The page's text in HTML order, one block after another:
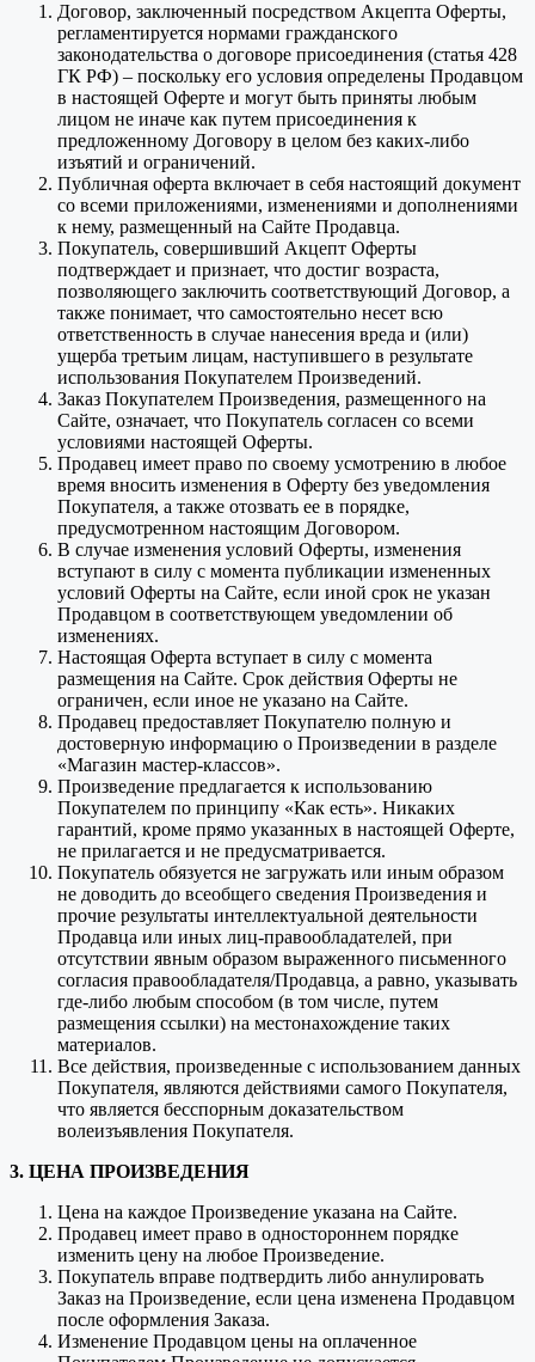
Договор, заключенный посредством Акцепта Оферты,
регламентируется нормами гражданского
законодательства о договоре присоединения (статья 428
ГК РФ) – поскольку его условия определены Продавцом
в настоящей Оферте и могут быть приняты любым
лицом не иначе как путем присоединения к
предложенному Договору в целом без каких-либо
изъятий и ограничений.
Публичная оферта включает в себя настоящий документ
со всеми приложениями, изменениями и дополнениями
к нему, размещенный на Сайте Продавца.
Покупатель, совершивший Акцепт Оферты
подтверждает и признает, что достиг возраста,
позволяющего заключить соответствующий Договор, а
также понимает, что самостоятельно несет всю
ответственность в случае нанесения вреда и (или)
ущерба третьим лицам, наступившего в результате
использования Покупателем Произведений.
Заказ Покупателем Произведения, размещенного на
Сайте, означает, что Покупатель согласен со всеми
условиями настоящей Оферты.
Продавец имеет право по своему усмотрению в любое
время вносить изменения в Оферту без уведомления
Покупателя, а также отозвать ее в порядке,
предусмотренном настоящим Договором.
В случае изменения условий Оферты, изменения
вступают в силу с момента публикации измененных
условий Оферты на Сайте, если иной срок не указан
Продавцом в соответствующем уведомлении об
изменениях.
Настоящая Оферта вступает в силу с момента
размещения на Сайте. Срок действия Оферты не
ограничен, если иное не указано на Сайте.
Продавец предоставляет Покупателю полную и
достоверную информацию о Произведении в разделе
«Магазин мастер-классов».
Произведение предлагается к использованию
Покупателем по принципу «Как есть». Никаких
гарантий, кроме прямо указанных в настоящей Оферте,
не прилагается и не предусматривается.
Покупатель обязуется не загружать или иным образом
не доводить до всеобщего сведения Произведения и
прочие результаты интеллектуальной деятельности
Продавца или иных лиц-правообладателей, при
отсутствии явным образом выраженного письменного
согласия правообладателя/Продавца, а равно, указывать
где-либо любым способом (в том числе, путем
размещения ссылки) на местонахождение таких
материалов.
Все действия, произведенные с использованием данных
Покупателя, являются действиями самого Покупателя,
что является бесспорным доказательством
волеизъявления Покупателя.
3. ЦЕНА ПРОИЗВЕДЕНИЯ
Цена на каждое Произведение указана на Сайте.
Продавец имеет право в одностороннем порядке
изменить цену на любое Произведение.
Покупатель вправе подтвердить либо аннулировать
Заказ на Произведение, если цена изменена Продавцом
после оформления Заказа.
Изменение Продавцом цены на оплаченное